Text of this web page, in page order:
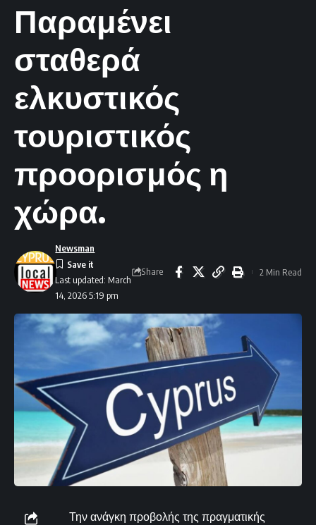
Παραμένει
σταθερά
ελκυστικός
τουριστικός
προορισμός η
χώρα.
Last updated: March
14, 2026 5:19 pm
Newsman
Share 2 Min Read
Την ανάγκη προβολής της πραγματικής